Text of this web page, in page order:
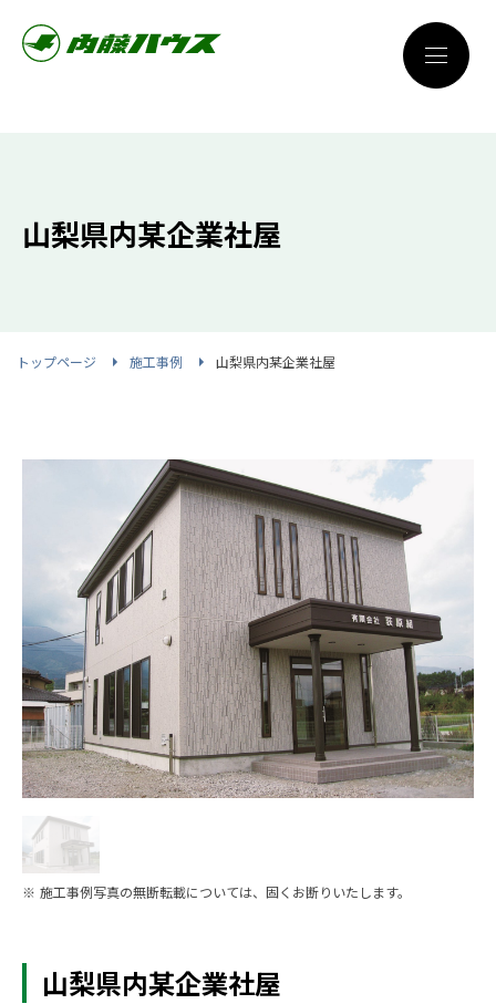
山梨県内某企業社屋
トップページ 施工事例 山梨県内某企業社屋
※ 施工事例写真の無断転載については、固くお断りいたします。
山梨県内某企業社屋